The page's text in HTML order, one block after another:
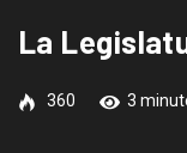
La
360 3